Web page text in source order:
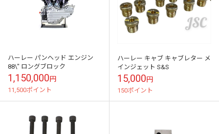
ハーレー パンヘッド エンジン
88\" ロングブロック
1,150,000円
11,500ポイント
ハーレー キャブ キャブレター メ
インジェット S&S
15,000円
150ポイント